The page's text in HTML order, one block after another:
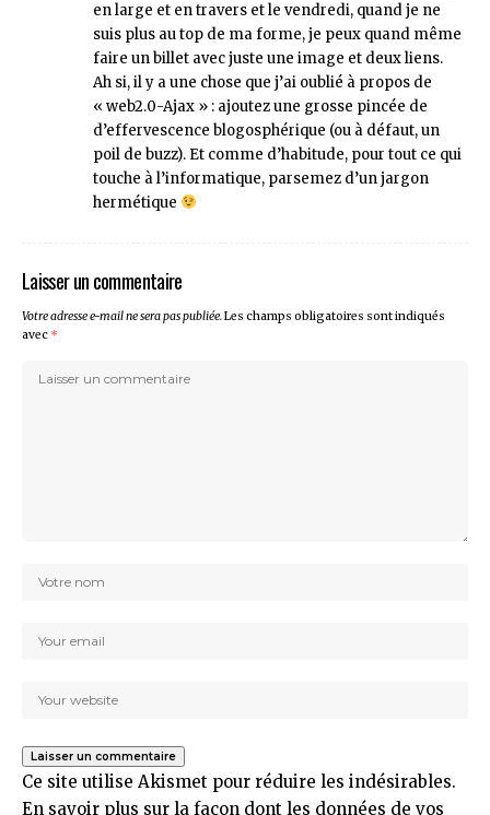
en large et en travers et le vendredi, quand je ne
suis plus au top de ma forme, je peux quand même
faire un billet avec juste une image et deux liens.
Ah si, il y a une chose que j’ai oublié à propos de
« web2.0-Ajax » : ajoutez une grosse pincée de
d’effervescence blogosphérique (ou à défaut, un
poil de buzz). Et comme d’habitude, pour tout ce qui
touche à l’informatique, parsemez d’un jargon
hermétique
Laisser un commentaire
Votre adresse e-mail ne sera pas publiée.Les champs obligatoires sont indiqués
avec *
Ce site utilise Akismet pour réduire les indésirables.
En savoir plus sur la façon dont les données de vos